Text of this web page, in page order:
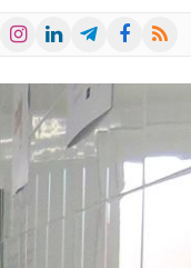
Instagram
LinkedInTelegramFacebook
RSS